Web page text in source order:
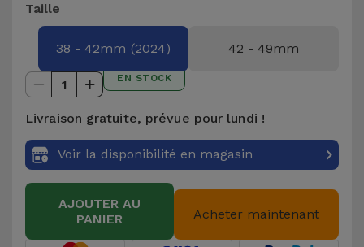
Gadgets
Hygiène
et
Maison
Portefeuilles,
Étuis et Sacs
Traceurs et
Accessoires
Taille
38 - 42mm (2024) 42 - 49mm
1 EN STOCK
Livraison gratuite, prévue pour lundi !
Voir la disponibilité en magasin
AJOUTER AU
PANIER
Acheter maintenant